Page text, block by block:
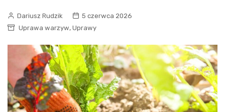
Dariusz Rudzik
5 czerwca 2026
Uprawa warzyw, Uprawy